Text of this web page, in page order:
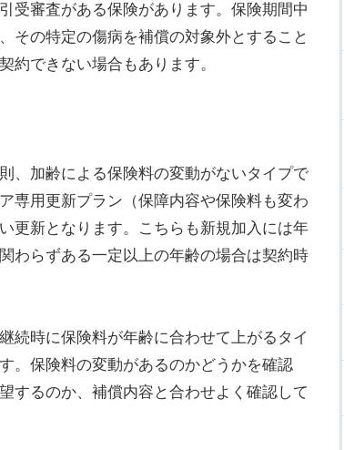
受審査がある保険があります。保険期間中
その特定の傷病を補償の対象外とすること
約できない場合もあります。
、加齢による保険料の変動がないタイプで
専用更新プラン（保障内容や保険料も変わ
更新となります。こちらも新規加入には年
わらずある一定以上の年齢の場合は契約時
続時に保険料が年齢に合わせて上がるタイ
。保険料の変動があるのかどうかを確認
するのか、補償内容と合わせよく確認して